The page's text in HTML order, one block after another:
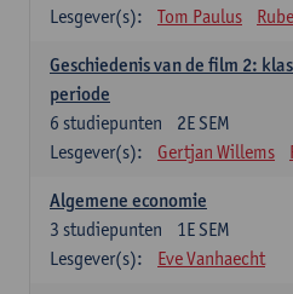
Lesgever(s):
Tom Paulus
Geschiedenis van de film 2:
periode
2E SEM
6 studiepunten
Lesgever(s):
Gertjan Willems
Algemene economie
1E SEM
3 studiepunten
Lesgever(s):
Eve Vanhaecht